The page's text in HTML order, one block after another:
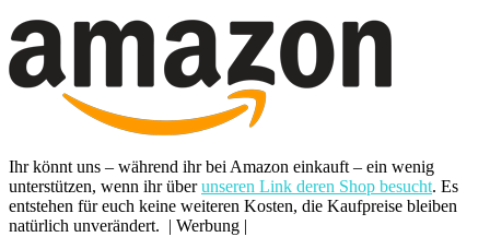
Ihr könnt uns – während ihr bei Amazon einkauft – ein wenig
unterstützen, wenn ihr überunseren Link deren Shop besucht. Es
entstehen für euch keine weiteren Kosten, die Kaufpreise bleiben
natürlich unverändert. | Werbung |